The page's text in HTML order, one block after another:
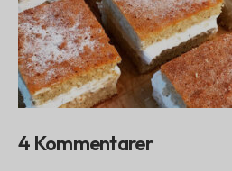
4 Kommentarer